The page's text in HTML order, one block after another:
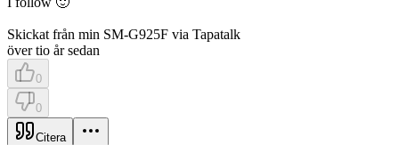
Skickat från min SM-G925F via Tapatalk
över tio år sedan
0
0
Citera